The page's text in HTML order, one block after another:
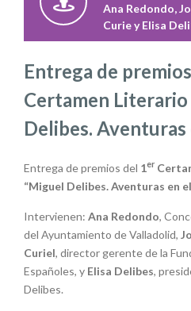
Ana Redondo,
Curie y Elisa
Entrega de
Certamen
Delibes. Aventuras
Entrega de premios del 1er
“Miguel Delibes. Aventuras en
Intervienen: Ana Redondo,
del Ayuntamiento de Valladolid,
Curiel, director gerente de la
Españoles, y Elisa Delibes,
Delibes.